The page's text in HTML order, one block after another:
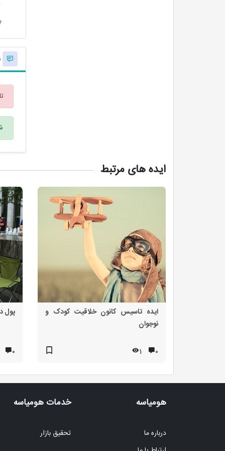
ایده های مرتبط
ایده تاسیس کانون خلاقیت کودک و
نوجوان
۰ 1
پول
۰
هومیاسه
درباره ما
خدمات هومیاسه
تحقیق بازار